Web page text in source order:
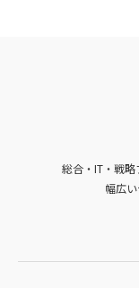
総合・IT・戦略
幅広